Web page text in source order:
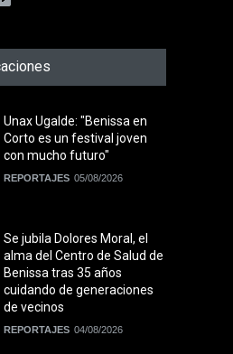
Unax Ugalde: "Benissa en
Corto es un festival joven
con mucho futuro"
REPORTAJES 05/08/2026
Se jubila Dolores Moral, el
alma del Centro de Salud de
Benissa tras 35 años
cuidando de generaciones
de vecinos
REPORTAJES 04/08/2026